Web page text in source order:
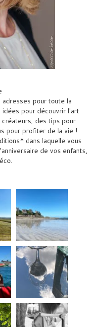
pour toute la
pour découvrir l'art
des tips pour
pour profiter de la vie !
dans laquelle vous
de vos enfants,